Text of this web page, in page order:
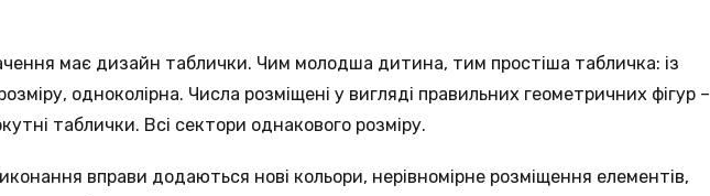
має дизайн таблички. Чим молодша дитина, тим простіша табличка: із
одноколірна. Числа розміщені у вигляді правильних геометричних фігур –
таблички. Всі сектори однакового розміру.
вправи додаються нові кольори, нерівномірне розміщення елементів,